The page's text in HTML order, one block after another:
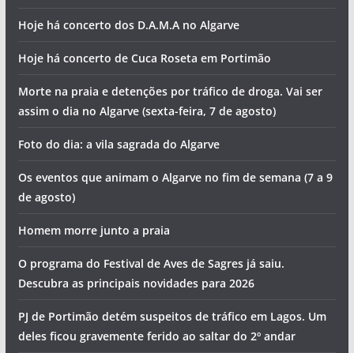
Hoje há concerto dos D.A.M.A no Algarve
Hoje há concerto de Cuca Roseta em Portimão
Morte na praia e detenções por tráfico de droga. Vai ser
assim o dia no Algarve (sexta-feira, 7 de agosto)
Foto do dia: a vila sagrada do Algarve
Os eventos que animam o Algarve no fim de semana (7 a 9
de agosto)
Homem morre junto a praia
O programa do Festival de Aves de Sagres já saiu.
Descubra as principais novidades para 2026
PJ de Portimão detém suspeitos de tráfico em Lagos. Um
deles ficou gravemente ferido ao saltar do 2º andar